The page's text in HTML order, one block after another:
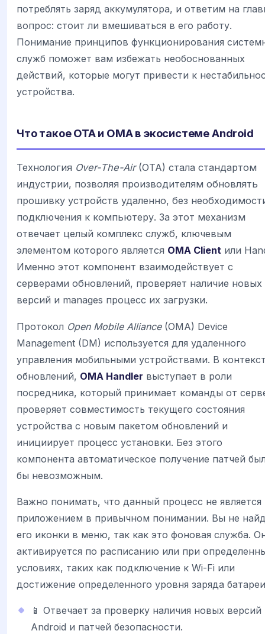
потреблять заряд аккумулятора, и ответим на
вопрос: стоит ли вмешиваться в его работу.
Понимание принципов функционирования
служб поможет вам избежать необоснованных
действий, которые могут привести к
устройства.
Что такое OTA и OMA в экосистеме Android
Технология Over-The-Air(OTA) стала стандартом
индустрии, позволяя производителям обновлять
прошивку устройств удаленно, без
подключения к компьютеру. За этот механизм
отвечает целый комплекс служб, ключевым
элементом которого является OMA Client или
Именно этот компонент взаимодействует с
серверами обновлений, проверяет наличие новых
версий и manages процесс их загрузки.
Протокол Open Mobile Alliance(OMA) Device
Management (DM) используется для удаленного
управления мобильными устройствами. В
обновлений, OMA Handler выступает в роли
посредника, который принимает команды от
проверяет совместимость текущего состояния
устройства с новым пакетом обновлений и
инициирует процесс установки. Без этого
компонента автоматическое получение патчей
бы невозможным.
Важно понимать, что данный процесс не является
приложением в привычном понимании. Вы не
его иконки в меню, так как это фоновая служба.
активируется по расписанию или при
условиях, таких как подключение к Wi-Fi или
достижение определенного уровня заряда
📱 Отвечает за проверку наличия новых версий
Android и патчей безопасности.